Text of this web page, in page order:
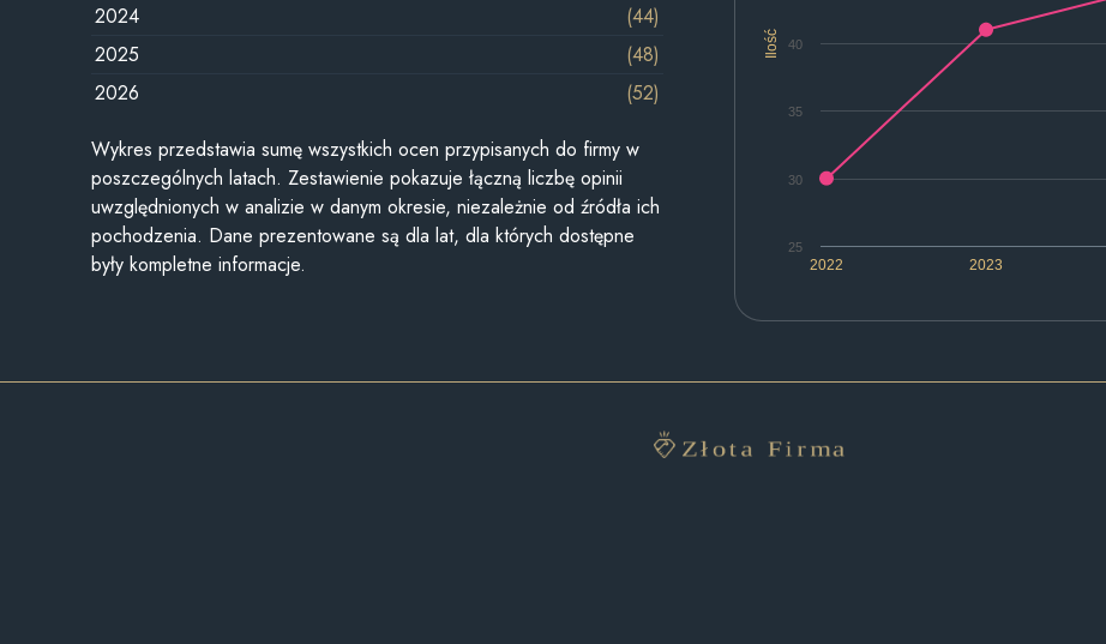
Ilość
2022 2023
25
30
35
40
2024
(44)
2025
(48)
2026
(52)
Wykres przedstawia sumę wszystkich ocen przypisanych do firmy w
poszczególnych latach. Zestawienie pokazuje łączną liczbę opinii
uwzględnionych w analizie w danym okresie, niezależnie od źródła ich
pochodzenia. Dane prezentowane są dla lat, dla których dostępne
były kompletne informacje.